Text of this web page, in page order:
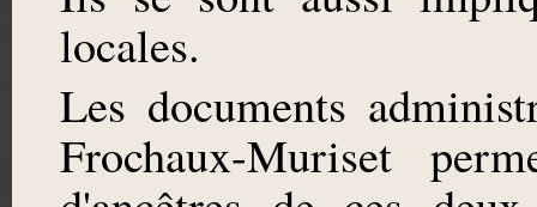
locales.
Les documents
Frochaux-Muriset